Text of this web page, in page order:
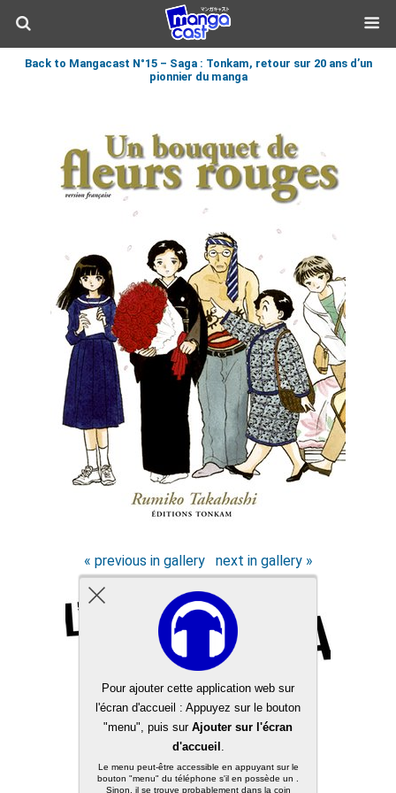
Back to Mangacast N°15 – Saga : Tonkam, retour sur 20 ans d’un
pionnier du manga
« previous in gallery next in gallery »